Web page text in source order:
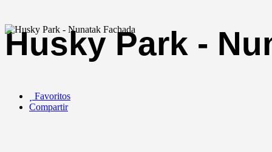
Husky Park -
Favoritos
Compartir